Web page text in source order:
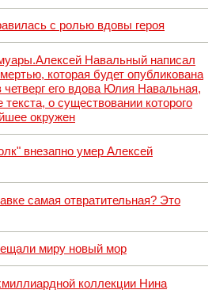
с ролью вдовы героя
Навальный написал
которая будет опубликована
его вдова Юлия Навальная,
о существовании которого
окружен
внезапно умер Алексей
самая отвратительная? Это
миру новый мор
коллекции Нина